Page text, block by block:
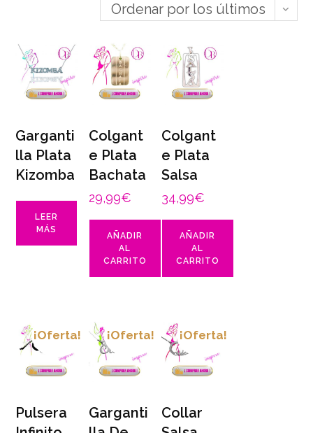
Ordenar por los últimos
Garganti
lla Plata
Kizomba
LEER
MÁS
Colgant
e Plata
Bachata
29,99€
AÑADIR
AL
CARRITO
Colgant
e Plata
Salsa
34,99€
AÑADIR
AL
CARRITO
¡Oferta!
Pulsera
¡Oferta!
Garganti
¡Oferta!
Collar